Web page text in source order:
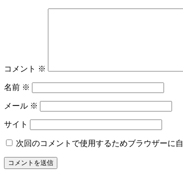
コメント ※
名前 ※
メール ※
サイト
次回のコメントで使用するためブラウザーに